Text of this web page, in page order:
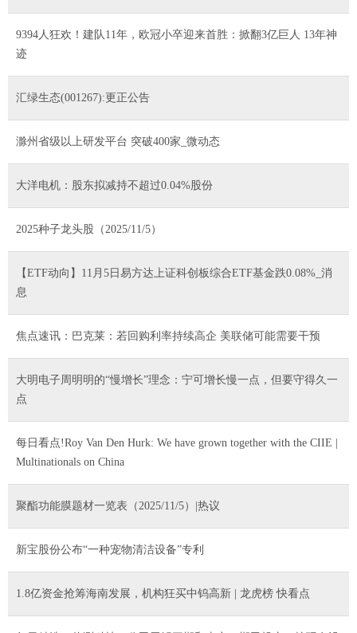
9394人狂欢！建队11年，欧冠小卒迎来首胜：掀翻3亿巨人 13年神
迹
汇绿生态(001267):更正公告
滁州省级以上研发平台 突破400家_微动态
大洋电机：股东拟减持不超过0.04%股份
2025种子龙头股（2025/11/5）
【ETF动向】11月5日易方达上证科创板综合ETF基金跌0.08%_消
息
焦点速讯：巴克莱：若回购利率持续高企 美联储可能需要干预
大明电子周明明的“慢增长”理念：宁可增长慢一点，但要守得久一
点
每日看点!Roy Van Den Hurk: We have grown together with the CIIE |
Multinationals on China
聚酯功能膜题材一览表（2025/11/5）|热议
新宝股份公布“一种宠物清洁设备”专利
1.8亿资金抢筹海南发展，机构狂买中钨高新 | 龙虎榜 快看点